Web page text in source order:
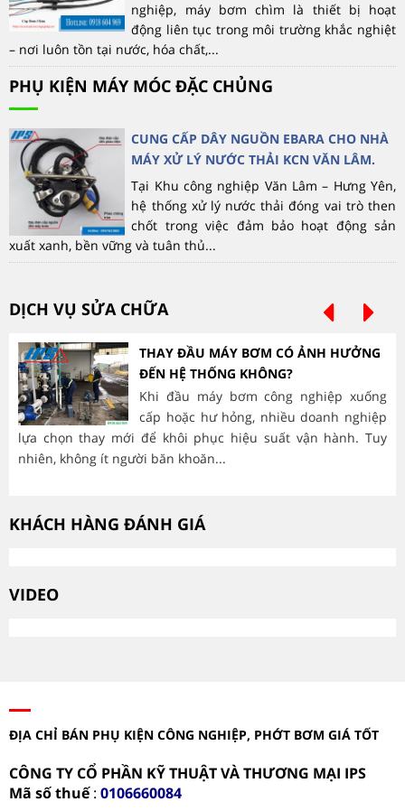
nghiệp, máy bơm chìm là thiết bị hoạt
động liên tục trong môi trường khắc nghiệt
– nơi luôn tồn tại nước, hóa chất,...
PHỤ KIỆN MÁY MÓC ĐẶC CHỦNG
CUNG CẤP DÂY NGUỒN EBARA CHO NHÀ
MÁY XỬ LÝ NƯỚC THẢI KCN VĂN LÂM.
Tại Khu công nghiệp Văn Lâm – Hưng Yên,
hệ thống xử lý nước thải đóng vai trò then
chốt trong việc đảm bảo hoạt động sản
xuất xanh, bền vững và tuân thủ...
DỊCH VỤ SỬA CHỮA
THAY ĐẦU MÁY BƠM CÓ ẢNH HƯỞNG
ĐẾN HỆ THỐNG KHÔNG?
Khi đầu máy bơm công nghiệp xuống
cấp hoặc hư hỏng, nhiều doanh nghiệp
lựa chọn thay mới để khôi phục hiệu suất vận hành. Tuy
nhiên, không ít người băn khoăn...
KHÁCH HÀNG ĐÁNH GIÁ
VIDEO
ĐỊA CHỈ BÁN PHỤ KIỆN CÔNG NGHIỆP, PHỚT BƠM GIÁ TỐT
CÔNG TY CỔ PHẦN KỸ THUẬT VÀ THƯƠNG MẠI IPS
Mã số thuế: 0106660084